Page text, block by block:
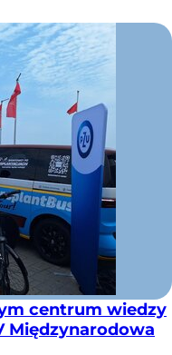
centrum wiedzy
Międzynarodowa